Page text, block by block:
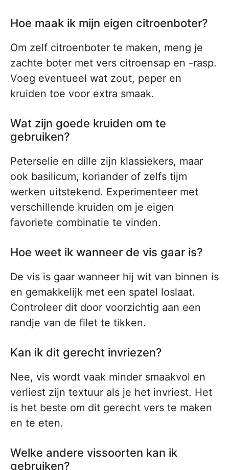
Hoe maak ik mijn eigen citroenboter?
Om zelf citroenboter te maken, meng je
zachte boter met vers citroensap en -rasp.
Voeg eventueel wat zout, peper en
kruiden toe voor extra smaak.
Wat zijn goede kruiden om te
gebruiken?
Peterselie en dille zijn klassiekers, maar
ook basilicum, koriander of zelfs tijm
werken uitstekend. Experimenteer met
verschillende kruiden om je eigen
favoriete combinatie te vinden.
Hoe weet ik wanneer de vis gaar is?
De vis is gaar wanneer hij wit van binnen is
en gemakkelijk met een spatel loslaat.
Controleer dit door voorzichtig aan een
randje van de filet te tikken.
Kan ik dit gerecht invriezen?
Nee, vis wordt vaak minder smaakvol en
verliest zijn textuur als je het invriest. Het
is het beste om dit gerecht vers te maken
en te eten.
Welke andere vissoorten kan ik
gebruiken?